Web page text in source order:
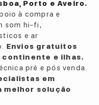
real, preservando a
Bose — com graves
e agudos cristalinos.
3,9 × 2,6 × 2,7
8,9 × 5,1 × 3,2 cm
Porto e Aveiro.
à compra e
som hi-fi,
e ar
Envios gratuitos
continente e ilhas.
pré e pós venda.
em
melhor solução